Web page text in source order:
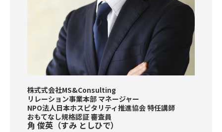
株式式会社MS&Consulting
リレーション事業本部 マネージャー
NPO法人日本ホスピタリティ推進協会 特任講師
おもてなし規格認証 審査員
角 俊英（すみ としひで）